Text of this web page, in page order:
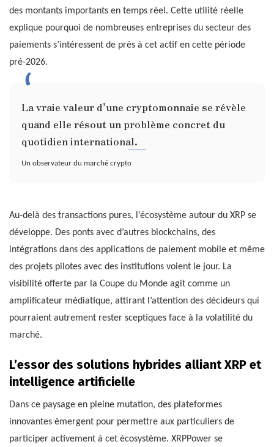
des montants importants en temps réel. Cette utilité réelle
explique pourquoi de nombreuses entreprises du secteur des
paiements s’intéressent de près à cet actif en cette période
pré-2026.
La vraie valeur d’une cryptomonnaie se révèle
quand elle résout un problème concret du
quotidien international.
Un observateur du marché crypto
Au-delà des transactions pures, l’écosystème autour du XRP se
développe. Des ponts avec d’autres blockchains, des
intégrations dans des applications de paiement mobile et même
des projets pilotes avec des institutions voient le jour. La
visibilité offerte par la Coupe du Monde agit comme un
amplificateur médiatique, attirant l’attention des décideurs qui
pourraient autrement rester sceptiques face à la volatilité du
marché.
L’essor des solutions hybrides alliant XRP et
intelligence artificielle
Dans ce paysage en pleine mutation, des plateformes
innovantes émergent pour permettre aux particuliers de
participer activement à cet écosystème. XRPPower se